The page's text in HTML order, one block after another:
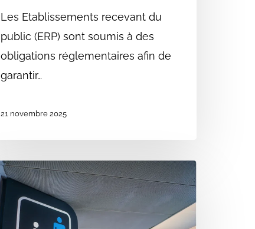
Les Etablissements recevant du
public (ERP) sont soumis à des
obligations réglementaires afin de
garantir…
21 novembre 2025